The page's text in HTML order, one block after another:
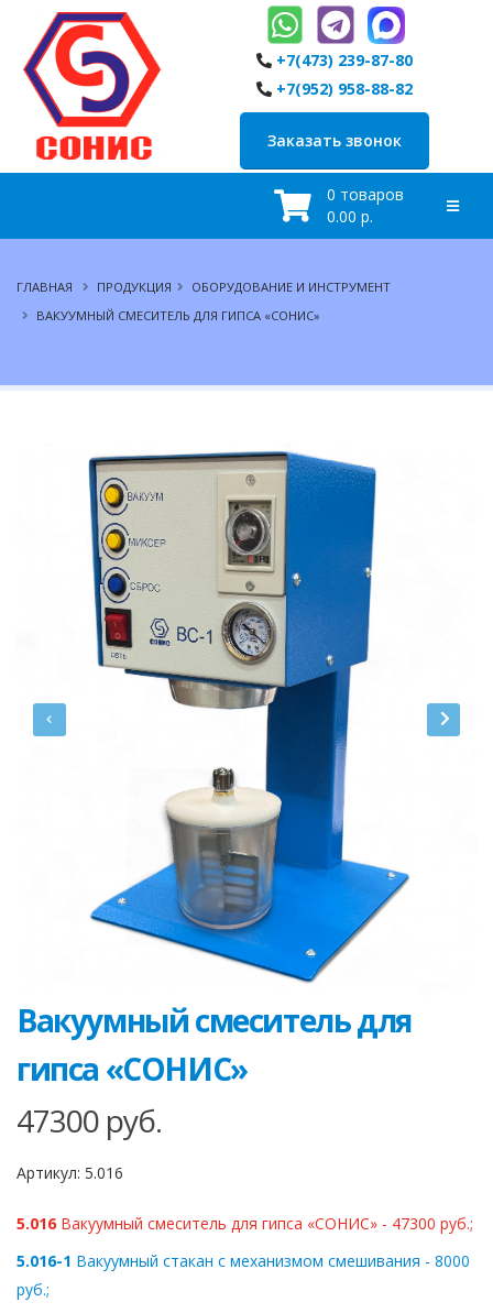
+7(473) 239-87-80
+7(952) 958-88-82
Заказать звонок
0 товаров
0.00 р.
ГЛАВНАЯ ПРОДУКЦИЯ
ОБОРУДОВАНИЕ И ИНСТРУМЕНТ
ВАКУУМНЫЙ СМЕСИТЕЛЬ ДЛЯ ГИПСА «СОНИС»
Вакуумный смеситель для
гипса «СОНИС»
47300 руб.
Артикул: 5.016
5.016 Вакуумный смеситель для гипса «СОНИС» - 47300 руб.;
5.016-1 Вакуумный стакан с механизмом смешивания - 8000
руб.;